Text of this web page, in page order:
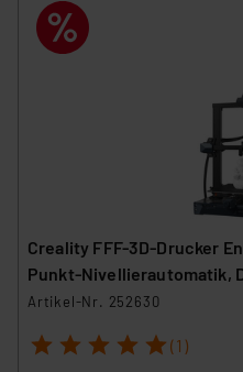
Creality FFF-3D-Drucker
Punkt-Nivellierautomatik,
Artikel-Nr. 252630
1 2 3 4 5 (1)